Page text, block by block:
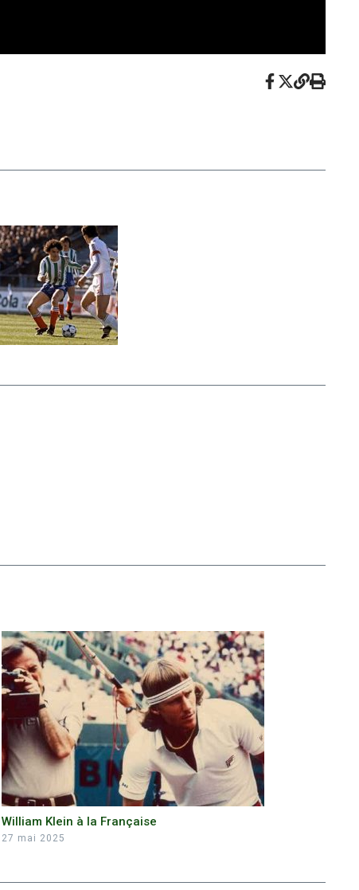
William Klein à la Française
27 mai 2025